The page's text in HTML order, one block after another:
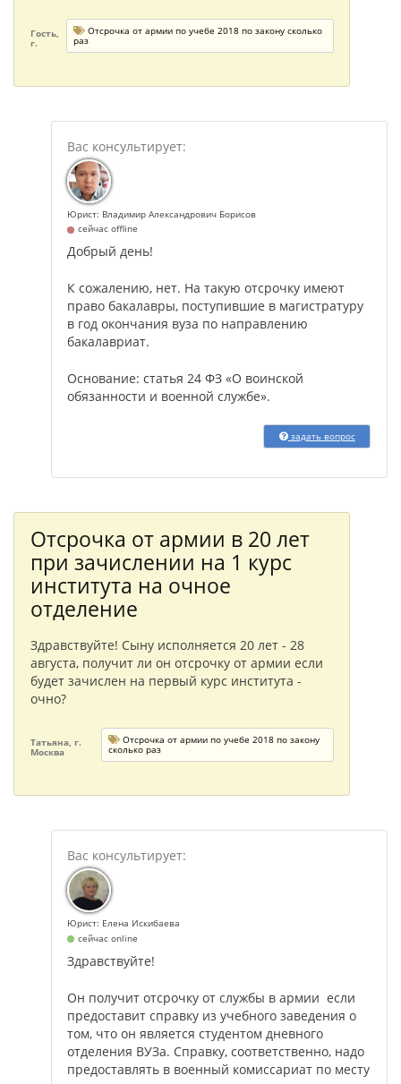
Гость,
г.
Отсрочка от армии по учебе 2018 по закону сколько
раз
Юрист: Владимир Александрович Борисов
сейчас offline
Добрый день!
К сожалению, нет. На такую отсрочку имеют
право бакалавры, поступившие в магистратуру
в год окончания вуза по направлению
бакалавриат.
Основание: статья 24 ФЗ «О воинской
обязанности и военной службе».
задать вопрос
Отсрочка от армии в 20 лет
при зачислении на 1 курс
института на очное
отделение
Здравствуйте! Сыну исполняется 20 лет - 28
августа, получит ли он отсрочку от армии если
будет зачислен на первый курс института -
очно?
Татьяна, г.
Москва
Отсрочка от армии по учебе 2018 по закону
сколько раз
Юрист: Елена Искибаева
сейчас online
Здравствуйте!
Он получит отсрочку от службы в армии если
предоставит справку из учебного заведения о
том, что он является студентом дневного
отделения ВУЗа. Справку, соответственно, надо
предоставлять в военный комиссариат по месту